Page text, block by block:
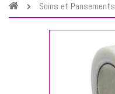
Soins et Pansements